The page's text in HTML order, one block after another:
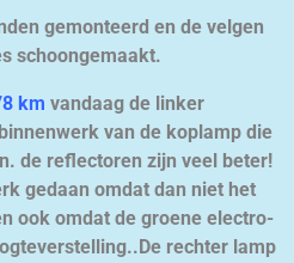
gemonteerd en de velgen
schoongemaakt.
km vandaag de linker
van de koplamp die
de reflectoren zijn veel beter!
gedaan omdat dan niet het
ook omdat de groene electro-
rechter lamp